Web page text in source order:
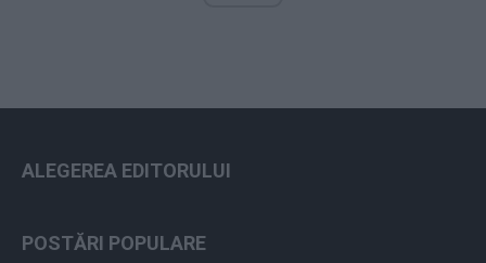
ALEGEREA EDITORULUI
POSTĂRI POPULARE